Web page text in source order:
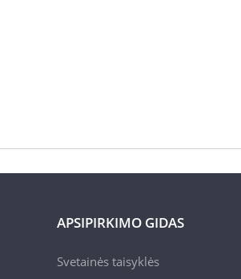
APSIPIRKIMO GIDAS
Svetainės taisyklės